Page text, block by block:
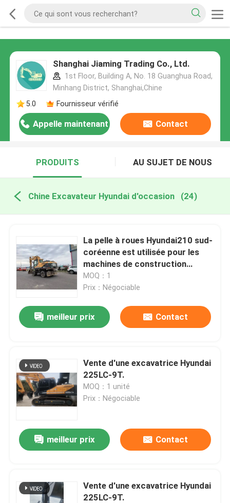
Shanghai Jiaming Trading Co., Ltd.
1st Floor, Building A, No. 18 Guanghua Road,
Minhang District, Shanghai,Chine
5.0
Fournisseur vérifié
Appelle maintenant Contact
PRODUITS AU SUJET DE NOUS
Chine Excavateur Hyundai d'occasion (24)
La pelle à roues Hyundai210 sud-
coréenne est utilisée pour les
machines de construction
minière.
MOQ：1
Prix：Négociable
meilleur prix Contact
Vente d'une excavatrice Hyundai
225LC-9T.
MOQ：1 unité
Prix：Négociable
meilleur prix Contact
Vente d'une excavatrice Hyundai
225LC-9T.